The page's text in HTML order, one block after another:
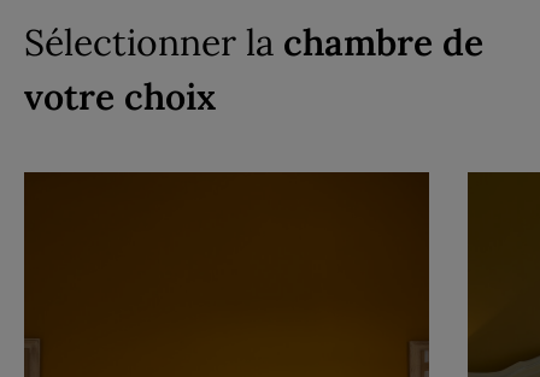
Sélectionner la chambre de
votre choix